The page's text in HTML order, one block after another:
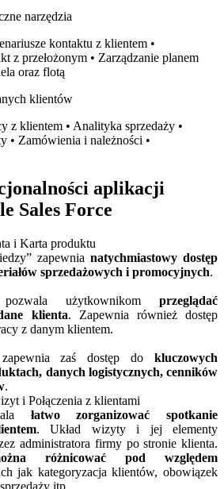
narzędzia
kontaktu z klientem •
z przełożonym • Zarządzanie planem
oraz flotą
klientów
z klientem • Analityka sprzedaży •
• Zamówienia i należności •
aplikacji
Sales Force
i Karta produktu
zapewnia natychmiastowy dostęp
sprzedażowych i promocyjnych.
użytkownikom przeglądać
klienta. Zapewnia również dostęp
z danym klientem.
zaś dostęp do kluczowych
danych logistycznych, cenników
.
i Połączenia z klientami
łatwo zorganizować spotkanie
. Układ wizyty i jej elementy
administratora firmy po stronie klienta.
różnicować pod względem
jak kategoryzacja klientów, obowiązek